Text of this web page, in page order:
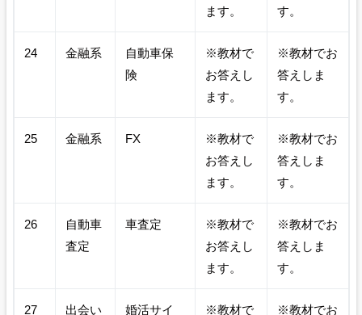
ます。
す。
24 金融系
自動車保
険
※教材で
お答えし
ます。
※教材でお
答えしま
す。
25 金融系 FX
※教材で
お答えし
ます。
※教材でお
答えしま
す。
26
自動車
査定
車査定
※教材で
お答えし
ます。
※教材でお
答えしま
す。
27 出会い
婚活サイ
※教材で
※教材でお